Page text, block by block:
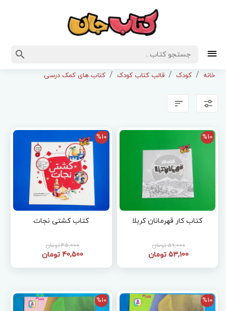
خانه کودک قالب کتاب کودک کتاب های کمک درسی
%10
کتاب کار قهرمانان کربلا
59,000 تومان
53,100 تومان
%10
کتاب کشتی نجات
45,000 تومان
40,500 تومان
%10
%10